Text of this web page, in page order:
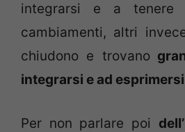
integrarsi e a
cambiamenti, altri
chiudono e trovano
integrarsi e ad esprimersi
Per non parlare poi